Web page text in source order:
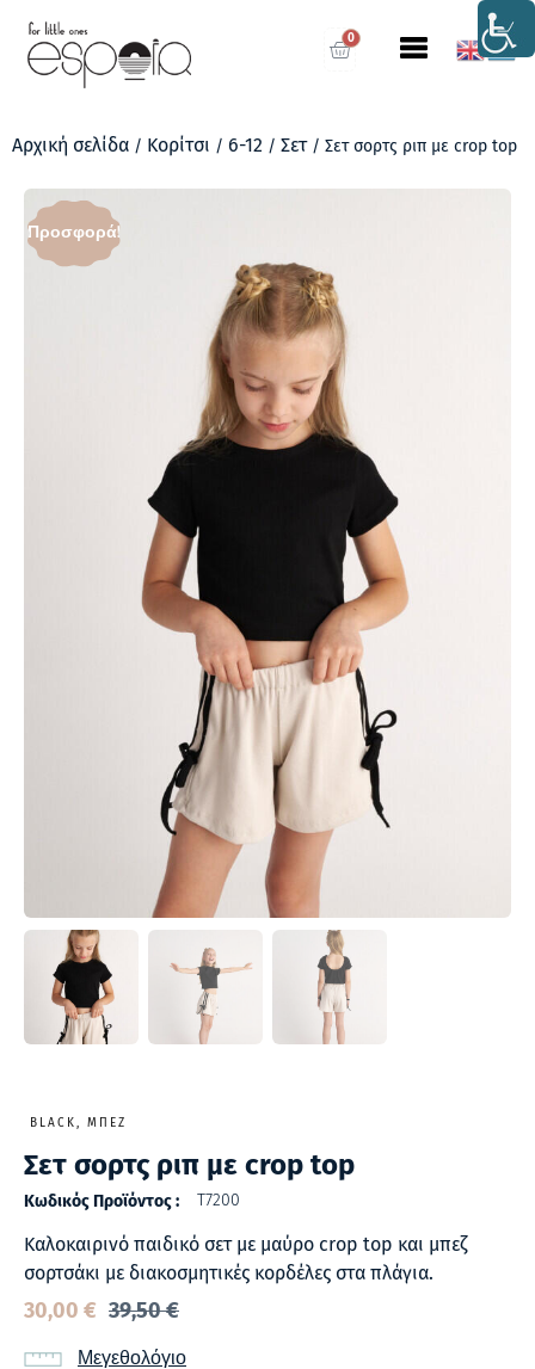
0
Αρχική σελίδα / Κορίτσι / 6-12 / Σετ/ Σετ σορτς ριπ με crop top
Προσφορά!
BLACK, ΜΠΕΖ
Σετ σορτς ριπ με crop top
Κωδικός Προϊόντος : Τ7200
Καλοκαιρινό παιδικό σετ με μαύρο crop top και μπεζ
σορτσάκι με διακοσμητικές κορδέλες στα πλάγια.
39,50€
30,00 €
Μεγεθολόγιο